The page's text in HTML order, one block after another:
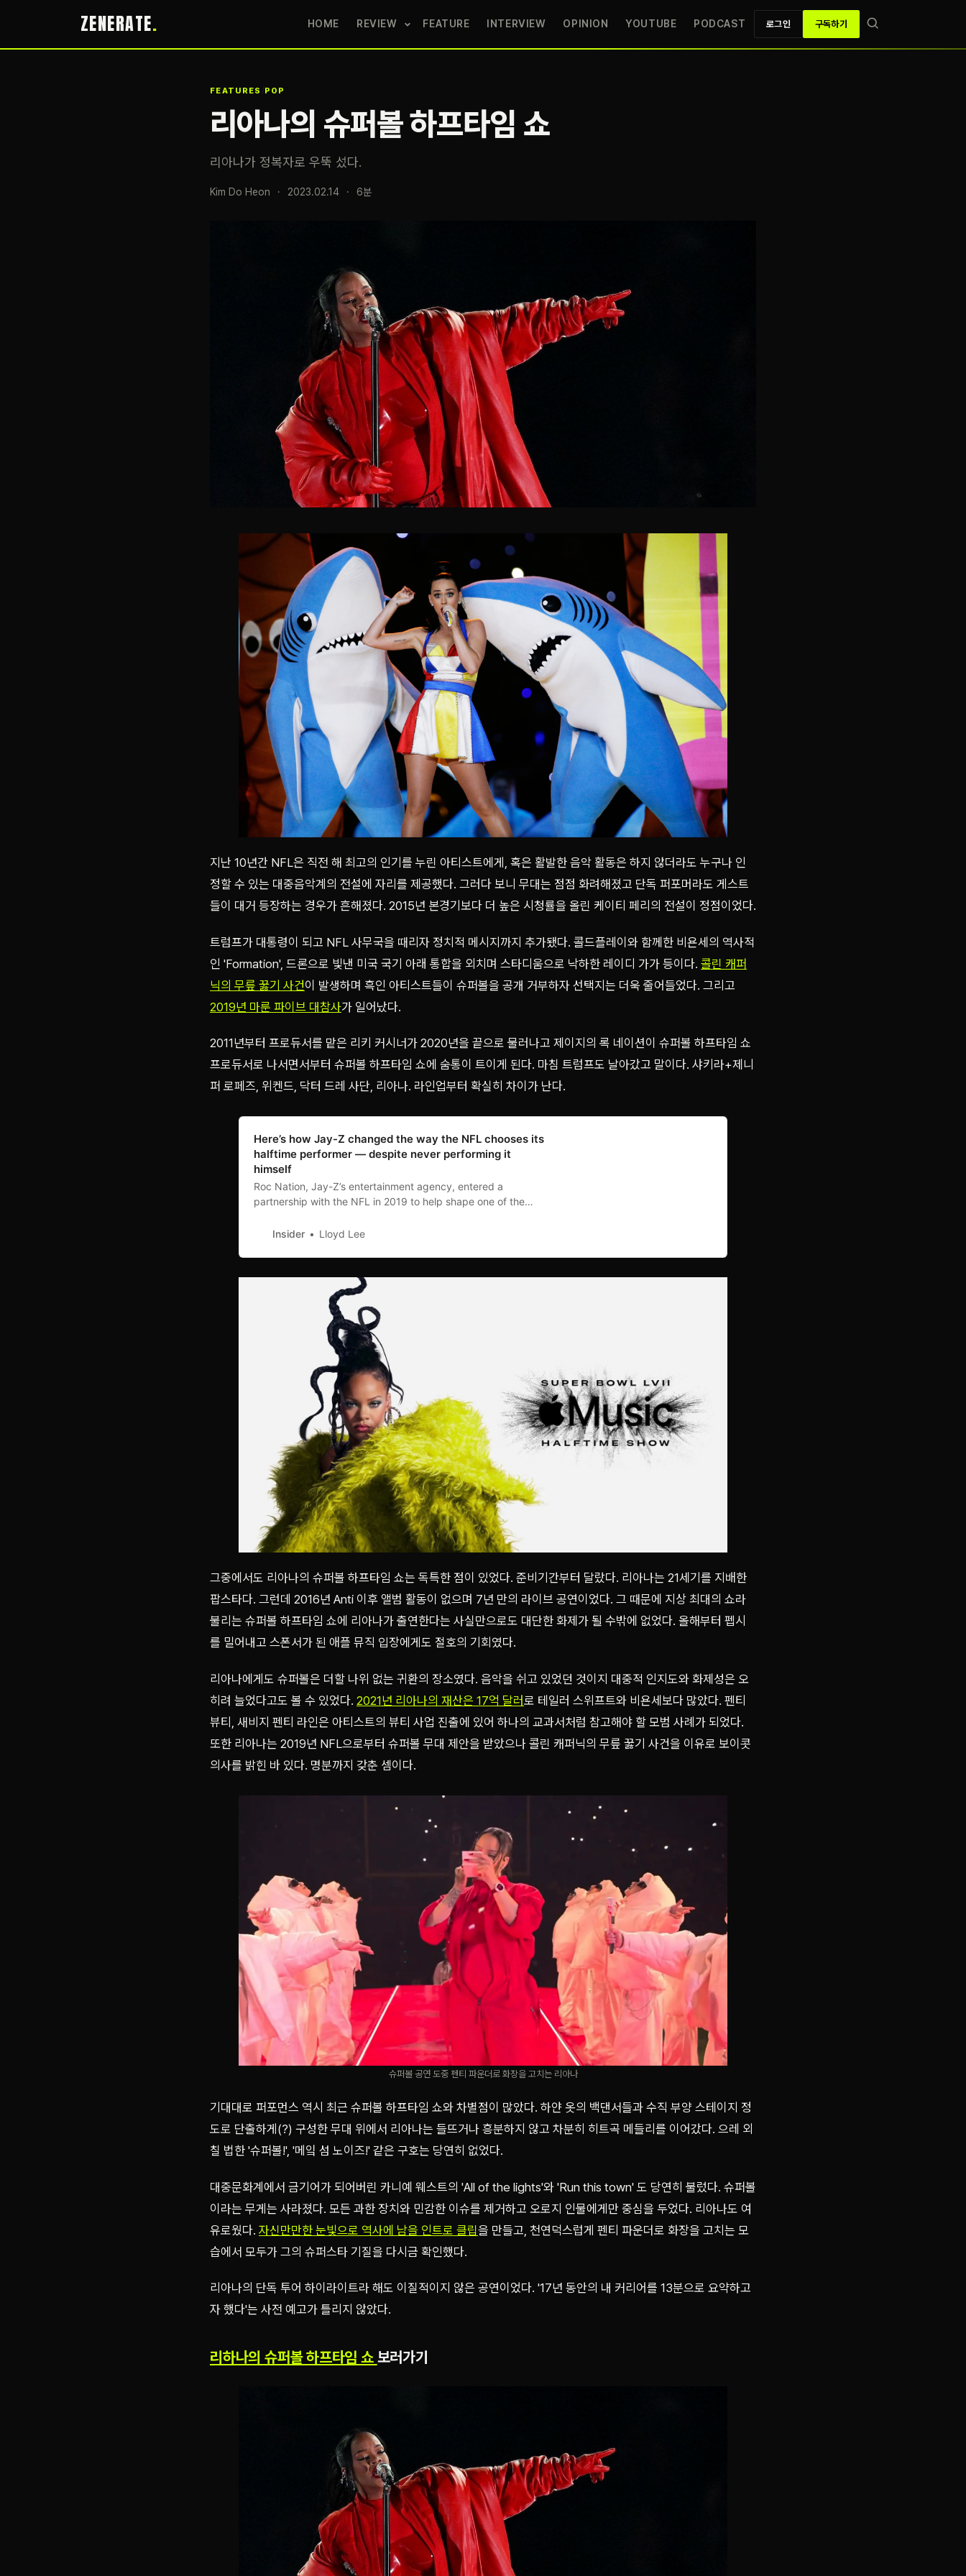
ZENERATE HOME REVIEW FEATURE INTERVIEW OPINION YOUTUBE PODCAST 로그인 구독하기
FEATURES /POP
리아나의 슈퍼볼 하프타임 쇼
리아나가 정복자로 우뚝 섰다.
Kim Do Heon · 2023.02.14 · 6분
지난 10년간 NFL은 직전 해 최고의 인기를 누린 아티스트에게, 혹은 활발한 음악 활동은 하지 않더라도 누구나 인
정할 수 있는 대중음악계의 전설에 자리를 제공했다. 그러다 보니 무대는 점점 화려해졌고 단독 퍼포머라도 게스트
들이 대거 등장하는 경우가 흔해졌다. 2015년 본경기보다 더 높은 시청률을 올린 케이티 페리의 전설이 정점이었다.
트럼프가 대통령이 되고 NFL 사무국을 때리자 정치적 메시지까지 추가됐다. 콜드플레이와 함께한 비욘세의 역사적
인 'Formation', 드론으로 빛낸 미국 국기 아래 통합을 외치며 스타디움으로 낙하한 레이디 가가 등이다. 콜린 캐퍼
닉의 무릎 꿇기 사건이 발생하며 흑인 아티스트들이 슈퍼볼을 공개 거부하자 선택지는 더욱 줄어들었다. 그리고
2019년 마룬 파이브 대참사가 일어났다.
2011년부터 프로듀서를 맡은 리키 커시너가 2020년을 끝으로 물러나고 제이지의 록 네이션이 슈퍼볼 하프타임 쇼
프로듀서로 나서면서부터 슈퍼볼 하프타임 쇼에 숨통이 트이게 된다. 마침 트럼프도 날아갔고 말이다. 샤키라+제니
퍼 로페즈, 위켄드, 닥터 드레 사단, 리아나. 라인업부터 확실히 차이가 난다.
Here’s how Jay-Z changed the way the NFL chooses its
halftime performer — despite never performing it
himself
Roc Nation, Jay-Z’s entertainment agency, entered a
partnership with the NFL in 2019 to help shape one of the
Insider
Lloyd Lee
그중에서도 리아나의 슈퍼볼 하프타임 쇼는 독특한 점이 있었다. 준비기간부터 달랐다. 리아나는 21세기를 지배한
팝스타다. 그런데 2016년 Anti 이후 앨범 활동이 없으며 7년 만의 라이브 공연이었다. 그 때문에 지상 최대의 쇼라
불리는 슈퍼볼 하프타임 쇼에 리아나가 출연한다는 사실만으로도 대단한 화제가 될 수밖에 없었다. 올해부터 펩시
를 밀어내고 스폰서가 된 애플 뮤직 입장에게도 절호의 기회였다.
리아나에게도 슈퍼볼은 더할 나위 없는 귀환의 장소였다. 음악을 쉬고 있었던 것이지 대중적 인지도와 화제성은 오
히려 늘었다고도 볼 수 있었다. 2021년 리아나의 재산은 17억 달러로 테일러 스위프트와 비욘세보다 많았다. 펜티
뷰티, 새비지 펜티 라인은 아티스트의 뷰티 사업 진출에 있어 하나의 교과서처럼 참고해야 할 모범 사례가 되었다.
또한 리아나는 2019년 NFL으로부터 슈퍼볼 무대 제안을 받았으나 콜린 캐퍼닉의 무릎 꿇기 사건을 이유로 보이콧
의사를 밝힌 바 있다. 명분까지 갖춘 셈이다.
슈퍼볼 공연 도중 펜티 파운더로 화장을 고치는 리아나
기대대로 퍼포먼스 역시 최근 슈퍼볼 하프타임 쇼와 차별점이 많았다. 하얀 옷의 백댄서들과 수직 부양 스테이지 정
도로 단출하게(?) 구성한 무대 위에서 리아나는 들뜨거나 흥분하지 않고 차분히 히트곡 메들리를 이어갔다. 으레 외
칠 법한 '슈퍼볼!', '메잌 섬 노이즈!' 같은 구호는 당연히 없었다.
대중문화계에서 금기어가 되어버린 카니예 웨스트의 'All of the lights'와 'Run this town' 도 당연히 불렀다. 슈퍼볼
이라는 무게는 사라졌다. 모든 과한 장치와 민감한 이슈를 제거하고 오로지 인물에게만 중심을 두었다. 리아나도 여
유로웠다. 자신만만한 눈빛으로 역사에 남을 인트로 클립을 만들고, 천연덕스럽게 펜티 파운더로 화장을 고치는 모
습에서 모두가 그의 슈퍼스타 기질을 다시금 확인했다.
리아나의 단독 투어 하이라이트라 해도 이질적이지 않은 공연이었다. '17년 동안의 내 커리어를 13분으로 요약하고
자 했다'는 사전 예고가 틀리지 않았다.
리하나의 슈퍼볼 하프타임 쇼 보러가기